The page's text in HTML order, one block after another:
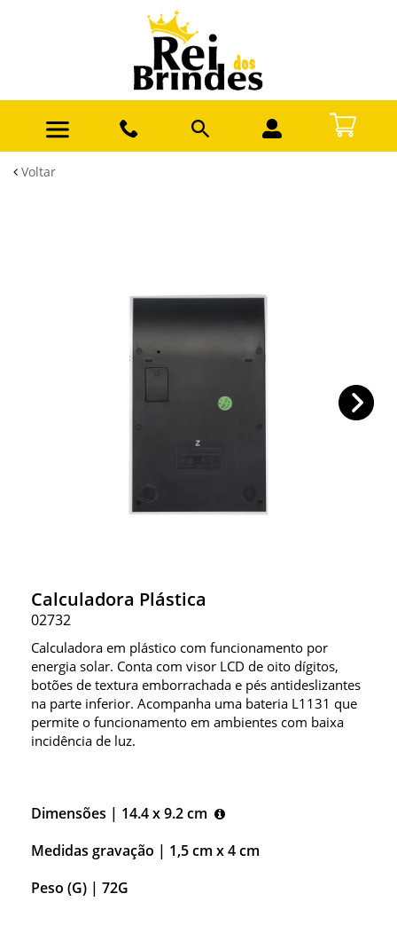
Voltar
Calculadora Plástica
02732
Calculadora em plástico com funcionamento por
energia solar. Conta com visor LCD de oito dígitos,
botões de textura emborrachada e pés antideslizantes
na parte inferior. Acompanha uma bateria L1131 que
permite o funcionamento em ambientes com baixa
incidência de luz.
Dimensões | 14.4 x 9.2 cm
Medidas gravação | 1,5 cm x 4 cm
Peso (G) | 72G